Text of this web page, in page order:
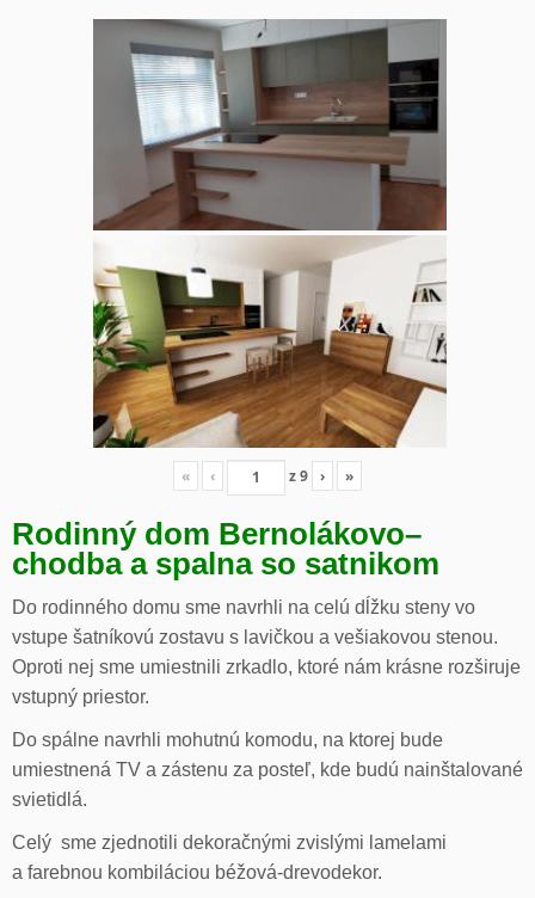
« ‹ z9 › »
Rodinný dom Bernolákovo–
chodba a spalna so satnikom
Do rodinného domu sme navrhli na celú dĺžku steny vo
vstupe šatníkovú zostavu s lavičkou a vešiakovou stenou.
Oproti nej sme umiestnili zrkadlo, ktoré nám krásne rozširuje
vstupný priestor.
Do spálne navrhli mohutnú komodu, na ktorej bude
umiestnená TV a zástenu za posteľ, kde budú nainštalované
svietidlá.
Celý sme zjednotili dekoračnými zvislými lamelami
a farebnou kombiláciou béžová-drevodekor.